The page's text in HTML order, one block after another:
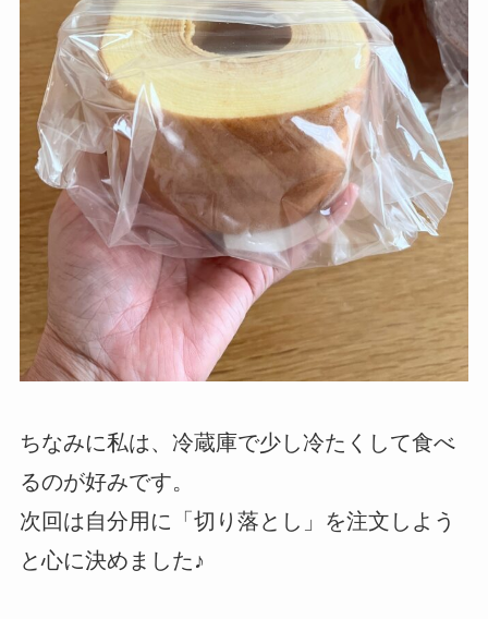
ちなみに私は、冷蔵庫で少し冷たくして食べ
るのが好みです。
次回は自分用に「切り落とし」を注文しよう
と心に決めました♪